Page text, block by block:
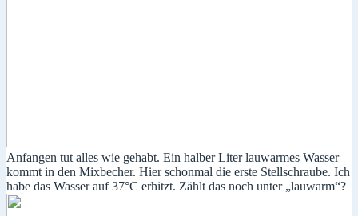
Anfangen tut alles wie gehabt. Ein halber Liter lauwarmes Wasser
kommt in den Mixbecher. Hier schonmal die erste Stellschraube. Ich
habe das Wasser auf 37°C erhitzt. Zählt das noch unter „lauwarm“?